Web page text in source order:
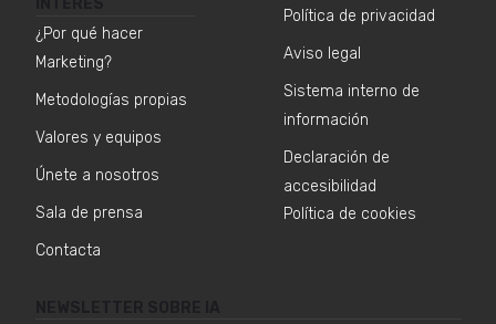
¿Por qué hacer
Marketing?
Metodologías propias
Valores y equipos
Únete a nosotros
Sala de prensa
Contacta
Política de privacidad
Aviso legal
Sistema interno de
información
Declaración de
accesibilidad
Política de cookies